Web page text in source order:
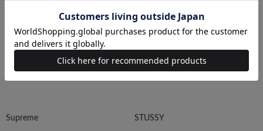
Ralph Lauren HUMAN MADE
Supreme STUSSY